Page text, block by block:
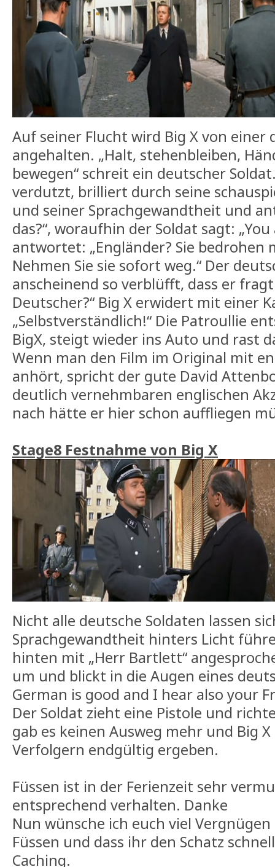
Auf seiner Flucht wird Big X von einer
angehalten. „Halt, stehenbleiben,
bewegen“ schreit ein deutscher
verdutzt, brilliert durch seine
und seiner Sprachgewandtheit und
das?“, woraufhin der Soldat sagt: „You
antwortet: „Engländer? Sie bedrohen
Nehmen Sie sie sofort weg.“ Der
anscheinend so verblüfft, dass er
Deutscher?“ Big X erwidert mit einer
„Selbstverständlich!“ Die Patroullie
BigX, steigt wieder ins Auto und rast
Wenn man den Film im Original mit
anhört, spricht der gute David
deutlich vernehmbaren englischen
nach hätte er hier schon auffliegen
Stage8 Festnahme von Big X
Nicht alle deutsche Soldaten lassen
Sprachgewandtheit hinters Licht
hinten mit „Herr Bartlett“
um und blickt in die Augen eines
German is good and I hear also your
Der Soldat zieht eine Pistole und
gab es keinen Ausweg mehr und Big
Verfolgern endgültig ergeben.
Füssen ist in der Ferienzeit sehr
entsprechend verhalten. Danke
Nun wünsche ich euch viel
Füssen und dass ihr den Schatz
Caching.